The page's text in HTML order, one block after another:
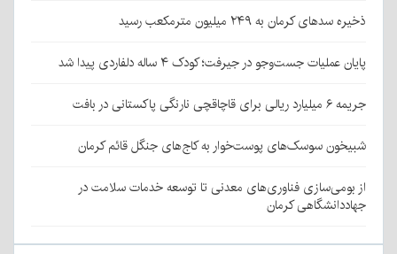
ذخیره سدهای کرمان به ۲۴۹ میلیون مترمکعب رسید
پایان عملیات جست‌وجو در جیرفت؛ کودک ۴ ساله دلفاردی پیدا شد
جریمه ۶ میلیارد ریالی برای قاچاقچی نارنگی پاکستانی در بافت
شبیخون سوسک‌های پوست‌خوار به کاج‌های جنگل قائم کرمان
از بومی‌سازی فناوری‌های معدنی تا توسعه خدمات سلامت در
جهاددانشگاهی کرمان